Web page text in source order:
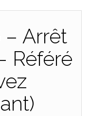
– Arrêt
Référé